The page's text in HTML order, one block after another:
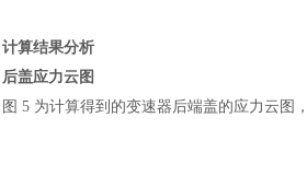
计算结果分析
后盖应力云图
图 5 为计算得到的变速器后端盖的应力云图